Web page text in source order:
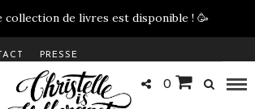
collection de livres est disponible ! 🥳
PRESSE
0